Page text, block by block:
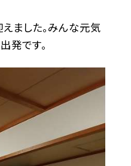
ました。みんな元気
発です。